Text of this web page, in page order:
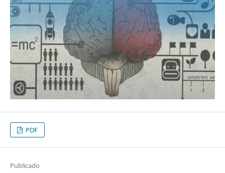
PDF
Publicado